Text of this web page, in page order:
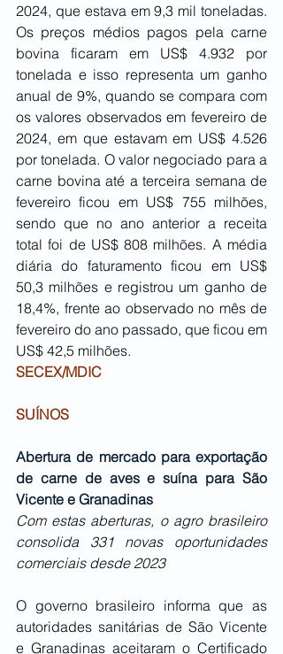
2024, que estava em 9,3 mil toneladas.
Os preços médios pagos pela carne
bovina ficaram em US$ 4.932 por
tonelada e isso representa um ganho
anual de 9%, quando se compara com
os valores observados em fevereiro de
2024, em que estavam em US$ 4.526
por tonelada. O valor negociado para a
carne bovina até a terceira semana de
fevereiro ficou em US$ 755 milhões,
sendo que no ano anterior a receita
total foi de US$ 808 milhões. A média
diária do faturamento ficou em US$
50,3 milhões e registrou um ganho de
18,4%, frente ao observado no mês de
fevereiro do ano passado, que ficou em
US$ 42,5 milhões.
SECEX/MDIC
SUÍNOS
Abertura de mercado para exportação
de carne de aves e suína para São
Vicente e Granadinas
Com estas aberturas, o agro brasileiro
consolida 331 novas oportunidades
comerciais desde 2023
O governo brasileiro informa que as
autoridades sanitárias de São Vicente
e Granadinas aceitaram o Certificado